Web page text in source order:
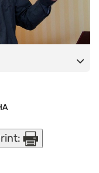
Hatling (bildet) og
i sin nåværende